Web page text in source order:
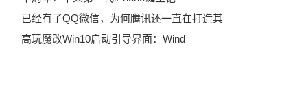
已经有了QQ微信，为何腾讯还一直在打造其
高玩魔改Win10启动引导界面：Wind